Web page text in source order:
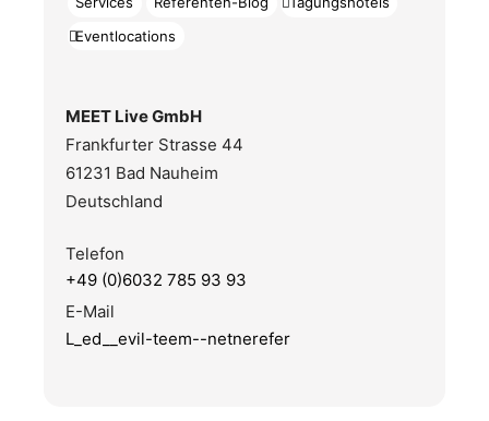
Eventlocations
MEET Live GmbH
Frankfurter Strasse 44
61231 Bad Nauheim
Deutschland
Telefon
+49 (0)6032 785 93 93
E-Mail
L_ed__evil-teem--netnerefer